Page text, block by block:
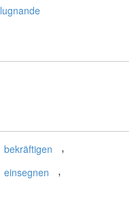
lugnande
bekräftigen ,
einsegnen ,